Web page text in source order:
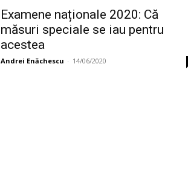
Examene naționale 2020: Că
măsuri speciale se iau pentru
acestea
Andrei Enăchescu - 14/06/2020